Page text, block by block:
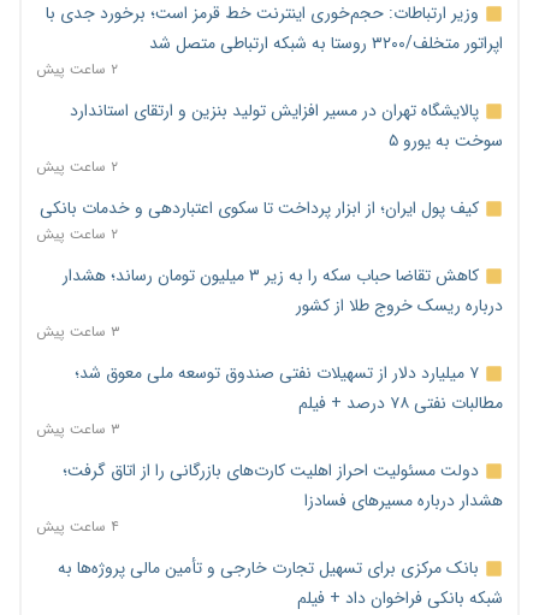
وزیر ارتباطات: حجم‌خوری اینترنت خط قرمز است؛ برخورد جدی با
اپراتور متخلف/۳۲۰۰ روستا به شبکه ارتباطی متصل شد
۲ ساعت پیش
پالایشگاه تهران در مسیر افزایش تولید بنزین و ارتقای استاندارد
سوخت به یورو ۵
۲ ساعت پیش
کیف پول ایران؛ از ابزار پرداخت تا سکوی اعتباردهی و خدمات بانکی
۲ ساعت پیش
کاهش تقاضا حباب سکه را به زیر ۳ میلیون تومان رساند؛ هشدار
درباره ریسک خروج طلا از کشور
۳ ساعت پیش
۷ میلیارد دلار از تسهیلات نفتی صندوق توسعه ملی معوق شد؛
مطالبات نفتی ۷۸ درصد + فیلم
۳ ساعت پیش
دولت مسئولیت احراز اهلیت کارت‌های بازرگانی را از اتاق گرفت؛
هشدار درباره مسیرهای فسادزا
۴ ساعت پیش
بانک مرکزی برای تسهیل تجارت خارجی و تأمین مالی پروژه‌ها به
شبکه بانکی فراخوان داد + فیلم